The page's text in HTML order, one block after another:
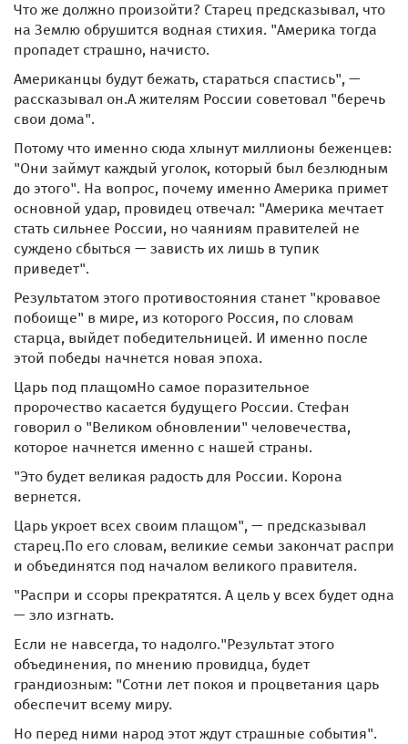
Что же должно произойти? Старец предсказывал, что
на Землю обрушится водная стихия. "Америка тогда
пропадет страшно, начисто.
Американцы будут бежать, стараться спастись", —
рассказывал он.А жителям России советовал "беречь
свои дома".
Потому что именно сюда хлынут миллионы беженцев:
"Они займут каждый уголок, который был безлюдным
до этого". На вопрос, почему именно Америка примет
основной удар, провидец отвечал: "Америка мечтает
стать сильнее России, но чаяниям правителей не
суждено сбыться — зависть их лишь в тупик
приведет".
Результатом этого противостояния станет "кровавое
побоище" в мире, из которого Россия, по словам
старца, выйдет победительницей. И именно после
этой победы начнется новая эпоха.
Царь под плащомНо самое поразительное
пророчество касается будущего России. Стефан
говорил о "Великом обновлении" человечества,
которое начнется именно с нашей страны.
"Это будет великая радость для России. Корона
вернется.
Царь укроет всех своим плащом", — предсказывал
старец.По его словам, великие семьи закончат распри
и объединятся под началом великого правителя.
"Распри и ссоры прекратятся. А цель у всех будет одна
— зло изгнать.
Если не навсегда, то надолго."Результат этого
объединения, по мнению провидца, будет
грандиозным: "Сотни лет покоя и процветания царь
обеспечит всему миру.
Но перед ними народ этот ждут страшные события".